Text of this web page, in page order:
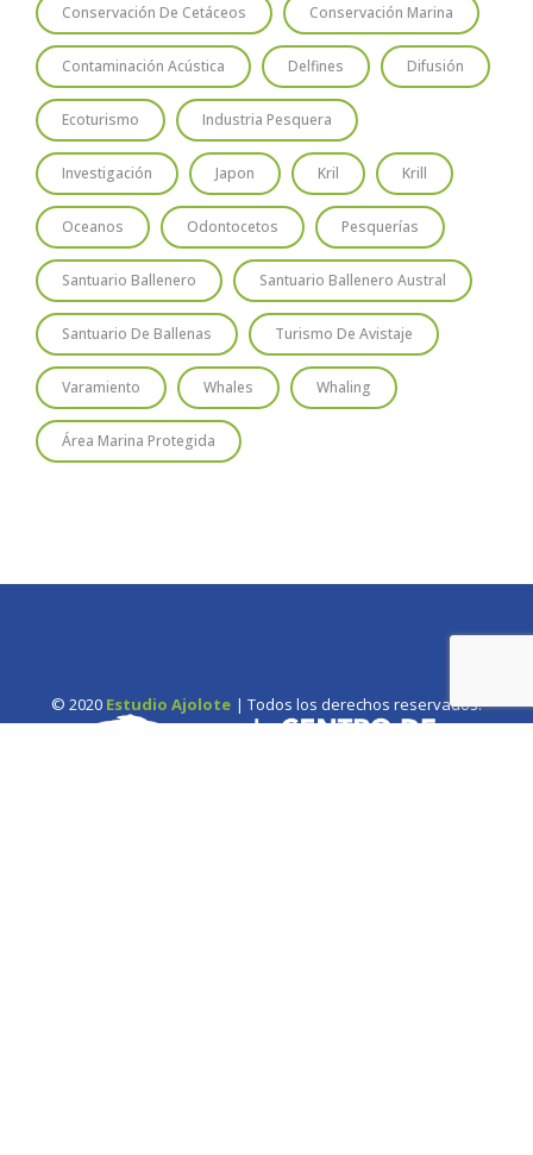
Conservación De Cetáceos Conservación Marina
Contaminación Acústica Delfines Difusión
Ecoturismo Industria Pesquera
Investigación Japon Kril Krill
Oceanos Odontocetos Pesquerías
Santuario Ballenero Santuario Ballenero Austral
Santuario De Ballenas Turismo De Avistaje
Varamiento Whales Whaling
Área Marina Protegida
© 2020 Estudio Ajolote | Todos los derechos reservados.